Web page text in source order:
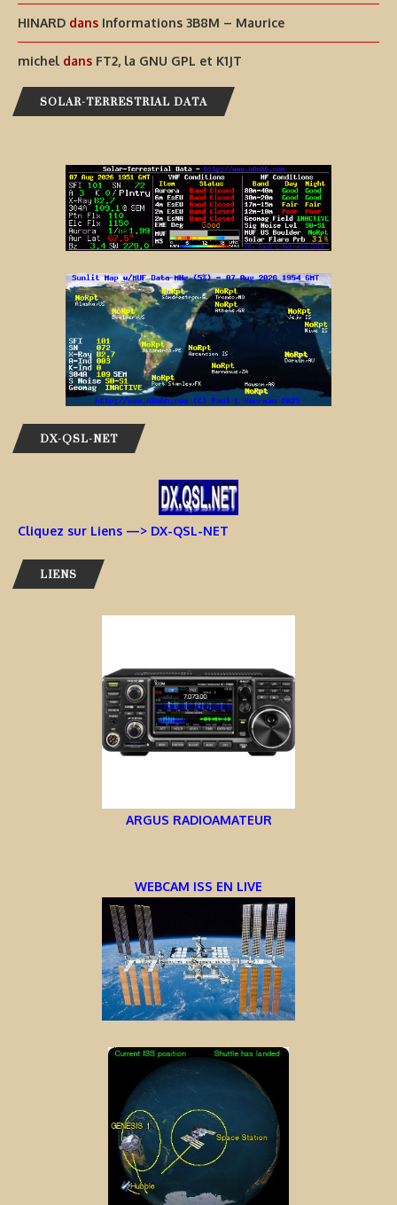
HINARD dans Informations 3B8M – Maurice
michel dans FT2, la GNU GPL et K1JT
SOLAR-TERRESTRIAL DATA
DX-QSL-NET
Cliquez sur Liens —> DX-QSL-NET
LIENS
ARGUS RADIOAMATEUR
WEBCAM ISS EN LIVE